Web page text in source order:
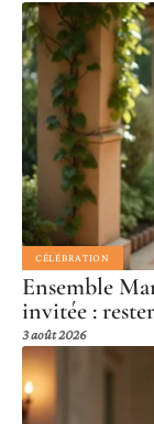
CÉLÉBRATION
Ensemble
invitée :
3 août 2026